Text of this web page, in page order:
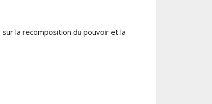
la recomposition du pouvoir et la